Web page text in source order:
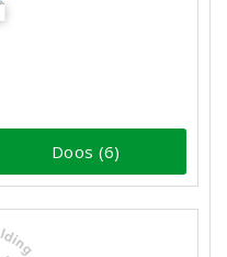
Doos (6)